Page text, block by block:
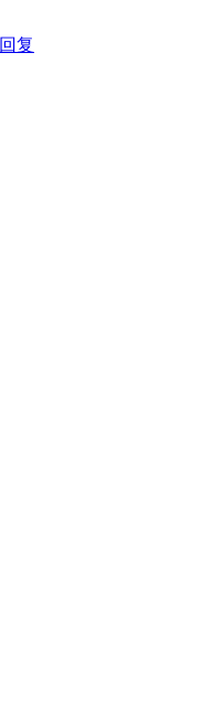
回复